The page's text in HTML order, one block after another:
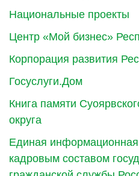
Национальные проекты
Центр «Мой бизнес»
Корпорация развития
Госуслуги.Дом
Книга памяти
округа
Единая
кадровым составом